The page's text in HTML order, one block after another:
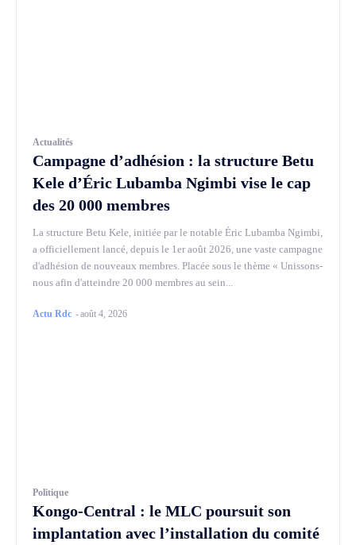
Actualités
Campagne d’adhésion : la structure Betu
Kele d’Éric Lubamba Ngimbi vise le cap
des 20 000 membres
La structure Betu Kele, initiée par le notable Éric Lubamba Ngimbi,
a officiellement lancé, depuis le 1er août 2026, une vaste campagne
d'adhésion de nouveaux membres. Placée sous le thème « Unissons-
nous afin d'atteindre 20 000 membres au sein...
Actu Rdc -août 4, 2026
Politique
Kongo-Central : le MLC poursuit son
implantation avec l’installation du comité